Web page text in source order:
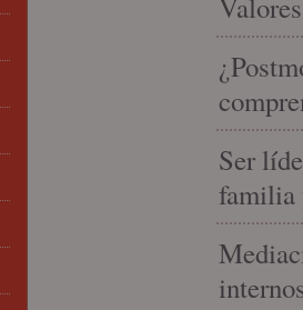
Ser
familia